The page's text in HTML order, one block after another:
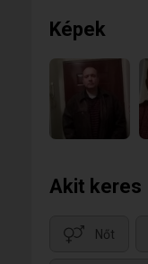
Képek
Akit keres
Nőt